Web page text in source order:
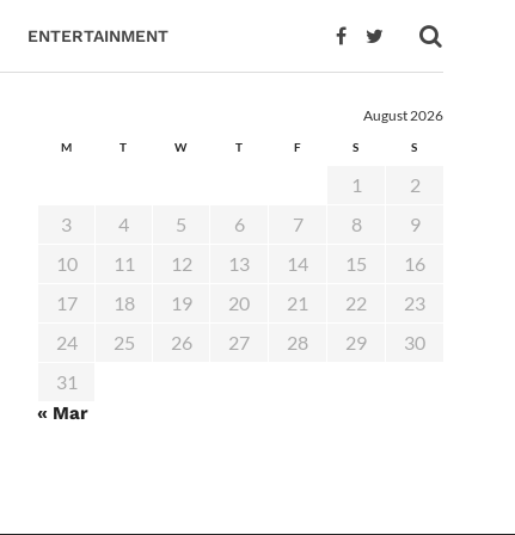
ENTERTAINMENT
August 2026
M T W T F S S
1
2
3
4 5 6 7 8
9
10
11 12 13 14 15
16
17
18 19 20 21 22
23
24
25 26 27 28 29
30
31
« Mar